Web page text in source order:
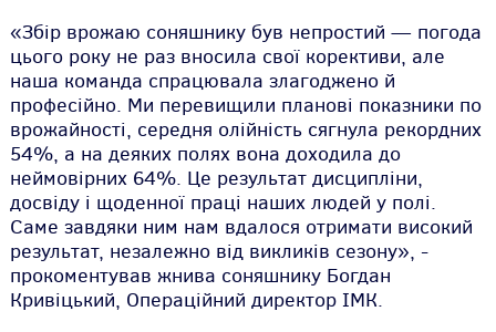
«Збір врожаю соняшнику був непростий — погода
цього року не раз вносила свої корективи, але
наша команда спрацювала злагоджено й
професійно. Ми перевищили планові показники по
врожайності, середня олійність сягнула рекордних
54%, а на деяких полях вона доходила до
неймовірних 64%. Це результат дисципліни,
досвіду і щоденної праці наших людей у полі.
Саме завдяки ним нам вдалося отримати високий
результат, незалежно від викликів сезону», -
прокоментував жнива соняшнику Богдан
Кривіцький, Операційний директор ІМК.